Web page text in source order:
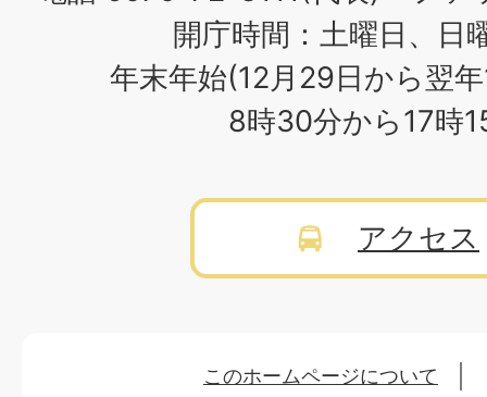
開庁時間：土曜日、日
年末年始(12月29日から翌
8時30分から17時
アクセス
このホームページについて